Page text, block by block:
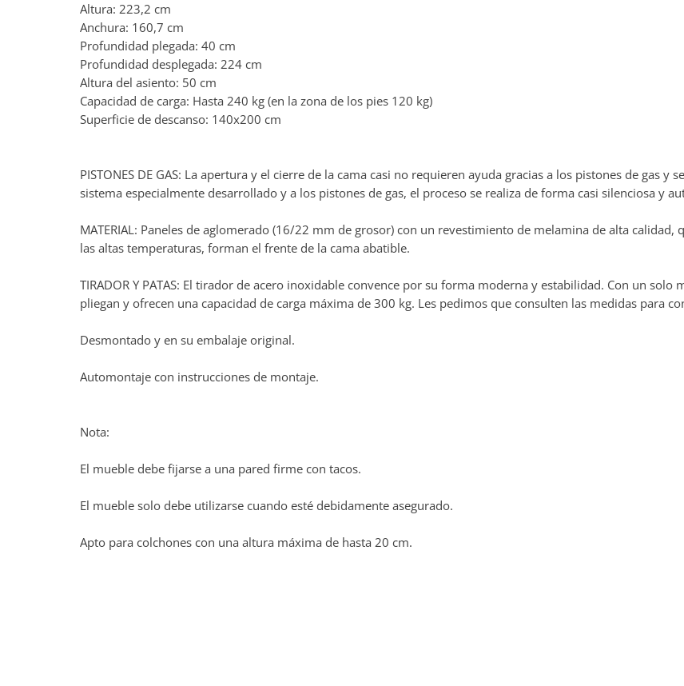
Altura: 223,2 cm
Anchura: 160,7 cm
Profundidad plegada: 40 cm
Profundidad desplegada: 224 cm
Altura del asiento: 50 cm
Capacidad de carga: Hasta 240 kg (en la zona de los pies 120 kg)
Superficie de descanso: 140x200 cm
PISTONES DE GAS: La apertura y el cierre de la cama casi no requieren ayuda gracias a los pistones de gas
sistema especialmente desarrollado y a los pistones de gas, el proceso se realiza de forma casi silenciosa y
MATERIAL: Paneles de aglomerado (16/22 mm de grosor) con un revestimiento de melamina de alta calidad,
las altas temperaturas, forman el frente de la cama abatible.
TIRADOR Y PATAS: El tirador de acero inoxidable convence por su forma moderna y estabilidad. Con un
pliegan y ofrecen una capacidad de carga máxima de 300 kg. Les pedimos que consulten las medidas para
Desmontado y en su embalaje original.
Automontaje con instrucciones de montaje.
Nota:
El mueble debe fijarse a una pared firme con tacos.
El mueble solo debe utilizarse cuando esté debidamente asegurado.
Apto para colchones con una altura máxima de hasta 20 cm.